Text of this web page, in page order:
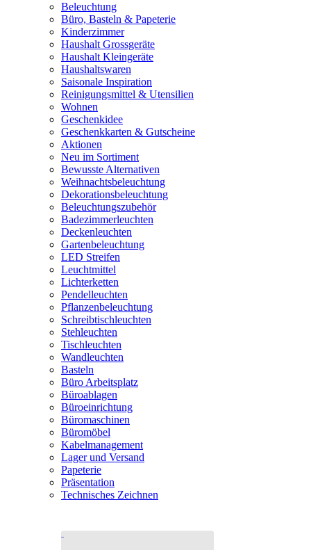
Beleuchtung
Büro, Basteln & Papeterie
Kinderzimmer
Haushalt Grossgeräte
Haushalt Kleingeräte
Haushaltswaren
Saisonale Inspiration
Reinigungsmittel & Utensilien
Wohnen
Geschenkidee
Geschenkkarten & Gutscheine
Aktionen
Neu im Sortiment
Bewusste Alternativen
Weihnachtsbeleuchtung
Dekorationsbeleuchtung
Beleuchtungszubehör
Badezimmerleuchten
Deckenleuchten
Gartenbeleuchtung
LED Streifen
Leuchtmittel
Lichterketten
Pendelleuchten
Pflanzenbeleuchtung
Schreibtischleuchten
Stehleuchten
Tischleuchten
Wandleuchten
Basteln
Büro Arbeitsplatz
Büroablagen
Büroeinrichtung
Büromaschinen
Büromöbel
Kabelmanagement
Lager und Versand
Papeterie
Präsentation
Technisches Zeichnen